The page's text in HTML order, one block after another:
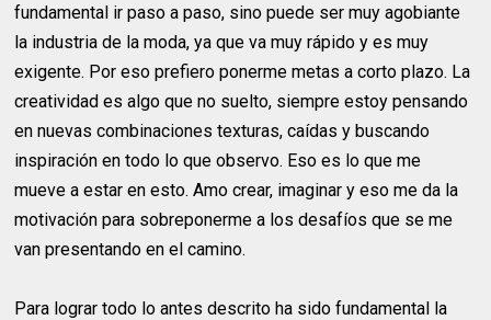
fundamental ir paso a paso, sino puede ser muy agobiante
la industria de la moda, ya que va muy rápido y es muy
exigente. Por eso prefiero ponerme metas a corto plazo. La
creatividad es algo que no suelto, siempre estoy pensando
en nuevas combinaciones texturas, caídas y buscando
inspiración en todo lo que observo. Eso es lo que me
mueve a estar en esto. Amo crear, imaginar y eso me da la
motivación para sobreponerme a los desafíos que se me
van presentando en el camino.
Para lograr todo lo antes descrito ha sido fundamental la